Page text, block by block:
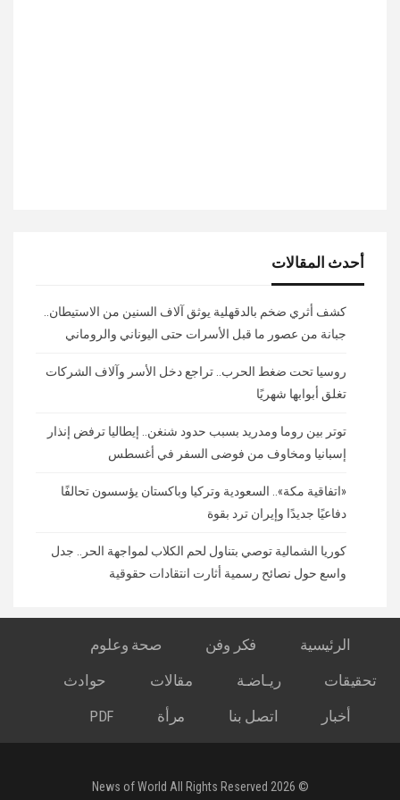
أحدث المقالات
كشف أثري ضخم بالدقهلية يوثق آلاف السنين من الاستيطان..
جبانة من عصور ما قبل الأسرات حتى اليوناني والروماني
روسيا تحت ضغط الحرب.. تراجع دخل الأسر وآلاف الشركات
تغلق أبوابها شهريًا
توتر بين روما ومدريد بسبب حدود شنغن.. إيطاليا ترفض إنذار
إسبانيا ومخاوف من فوضى السفر في أغسطس
«اتفاقية مكة».. السعودية وتركيا وباكستان يؤسسون تحالفًا
دفاعيًا جديدًا وإيران ترد بقوة
كوريا الشمالية توصي بتناول لحم الكلاب لمواجهة الحر.. جدل
واسع حول نصائح رسمية أثارت انتقادات حقوقية
الرئيسية فكر وفن
صحة وعلوم
تحقيقات
ريـاضـة مقالات
حوادث
أخبار
اتصل بنا مرأة PDF
© 2026 News of World All Rights Reserved